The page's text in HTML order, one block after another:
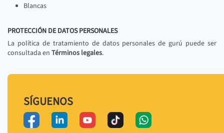
Blancas
PROTECCIÓN DE DATOS PERSONALES
La política de tratamiento de datos personales de gurú puede ser
consultada en Términos legales.
SÍGUENOS